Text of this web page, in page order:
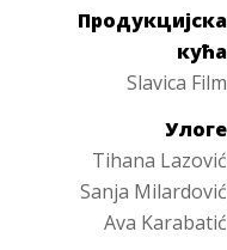
Продукцијска
кућа
Slavica Film
Улоге
Tihana Lazović
Sanja Milardović
Ava Karabatić